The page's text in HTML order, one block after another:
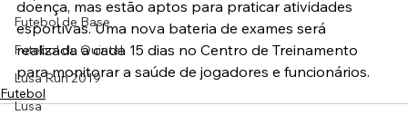
Futebol de Base
Futebol de Quintal
Lusa Run 2019
Lusa
doença, mas estão aptos para praticar atividades
esportivas. Uma nova bateria de exames será
realizada a cada 15 dias no Centro de Treinamento
para monitorar a saúde de jogadores e funcionários.
Futebol